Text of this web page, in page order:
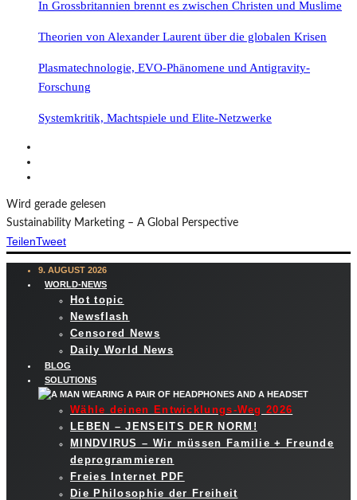
In Grossbritannien brennt es zwischen Christen und Muslime
Theorien von Alexander Laurent über die globalen Krisen
Plasmatechnologie, EVO-Phänomene und Antigravity-
Forschung
Systemkritik, Machtspiele und Elite-Netzwerke
Wird gerade gelesen
Sustainability Marketing – A Global Perspective
TeilenTweet
9. AUGUST 2026
WORLD-NEWS
Hot topic
Newsflash
Censored News
Daily World News
BLOG
SOLUTIONS
Wähle deinen Entwicklungs-Weg 2026
LEBEN – JENSEITS DER NORM!
MINDVIRUS – Wir müssen Familie + Freunde
deprogrammieren
Freies Internet PDF
Die Philosophie der Freiheit